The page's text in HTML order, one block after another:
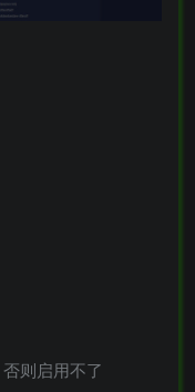
则启用不了